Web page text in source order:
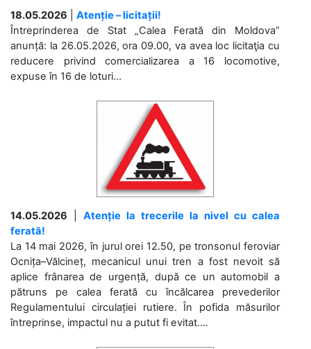
18.05.2026
Atenție – licitații!
Întreprinderea de Stat „Calea Ferată din Moldova”
anunță: la 26.05.2026, ora 09.00, va avea loc licitaţia cu
reducere privind comercializarea a 16 locomotive,
expuse în 16 de loturi...
14.05.2026
Atenție la trecerile la nivel cu calea
ferată!
La 14 mai 2026, în jurul orei 12.50, pe tronsonul feroviar
Ocnița–Vălcineț, mecanicul unui tren a fost nevoit să
aplice frânarea de urgență, după ce un automobil a
pătruns pe calea ferată cu încălcarea prevederilor
Regulamentului circulației rutiere. În pofida măsurilor
întreprinse, impactul nu a putut fi evitat....